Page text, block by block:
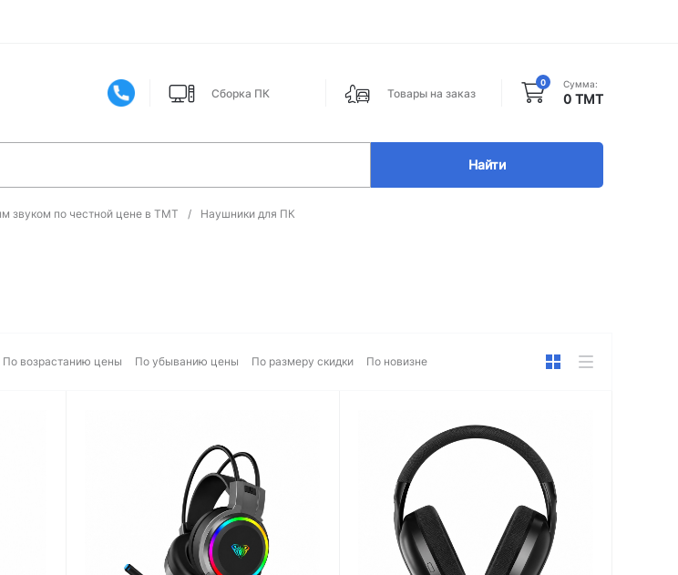
Сборка ПК Товары на заказ
0 Сумма:
0 ТМТ
Найти
звуком по честной цене в ТМТ / Наушники для ПК
По возрастанию цены По убыванию цены По размеру скидки По новизне